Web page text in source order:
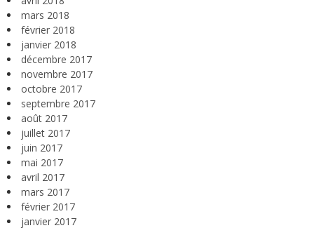
mars 2018
février 2018
janvier 2018
décembre 2017
novembre 2017
octobre 2017
septembre 2017
août 2017
juillet 2017
juin 2017
mai 2017
avril 2017
mars 2017
février 2017
janvier 2017